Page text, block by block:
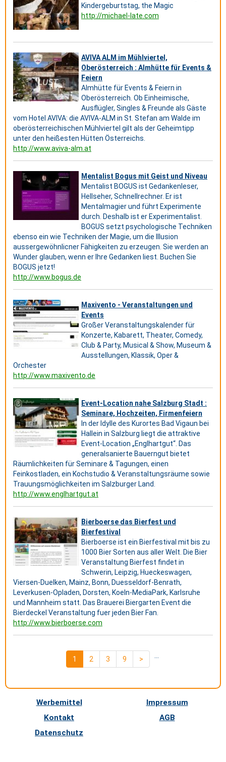
Kindergeburtstag, the Magic
http://michael-late.com
AVIVA ALM im Mühlviertel,
Oberösterreich : Almhütte für Events &
Feiern
Almhütte für Events & Feiern in
Oberösterreich. Ob Einheimische,
Ausflügler, Singles & Freunde als Gäste
vom Hotel AVIVA: die AVIVA-ALM in St. Stefan am Walde im
oberösterreichischen Mühlviertel gilt als der Geheimtipp
unter den heißesten Hütten Österreichs.
http://www.aviva-alm.at
Mentalist Bogus mit Geist und Niveau
Mentalist BOGUS ist Gedankenleser,
Hellseher, Schnellrechner. Er ist
Mentalmagier und führt Experimente
durch. Deshalb ist er Experimentalist.
BOGUS setzt psychologische Techniken
ebenso ein wie Techniken der Magie, um die Illusion
aussergewöhnlicner Fähigkeiten zu erzeugen. Sie werden an
Wunder glauben, wenn er Ihre Gedanken liest. Buchen Sie
BOGUS jetzt!
http://www.bogus.de
Maxivento - Veranstaltungen und
Events
Großer Veranstaltungskalender für
Konzerte, Kabarett, Theater, Comedy,
Club & Party, Musical & Show, Museum &
Ausstellungen, Klassik, Oper &
Orchester
http://www.maxivento.de
Event-Location nahe Salzburg Stadt :
Seminare, Hochzeiten, Firmenfeiern
In der Idylle des Kurortes Bad Vigaun bei
Hallein in Salzburg liegt die attraktive
Event-Location „Englhartgut“. Das
generalsanierte Bauerngut bietet
Räumlichkeiten für Seminare & Tagungen, einen
Feinkostladen, ein Kochstudio & Veranstaltungsräume sowie
Trauungsmöglichkeiten im Salzburger Land.
http://www.englhartgut.at
Bierboerse das Bierfest und
Bierfestival
Bierboerse ist ein Bierfestival mit bis zu
1000 Bier Sorten aus aller Welt. Die Bier
Veranstaltung Bierfest findet in
Schwerin, Leipzig, Hueckeswagen,
Viersen-Duelken, Mainz, Bonn, Duesseldorf-Benrath,
Leverkusen-Opladen, Dorsten, Koeln-MediaPark, Karlsruhe
und Mannheim statt. Das Brauerei Biergarten Event die
Bierdeckel Veranstaltung fuer jeden Bier Fan.
http://www.bierboerse.com
1 2 3 9 >
Werbemittel
Impressum
Kontakt
AGB
Datenschutz